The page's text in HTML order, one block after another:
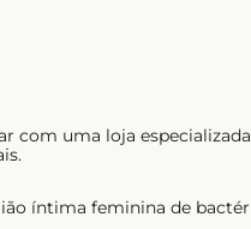
com uma loja
íntima feminina de